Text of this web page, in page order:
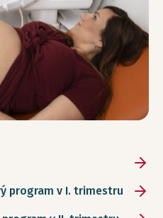
program v I. trimestru